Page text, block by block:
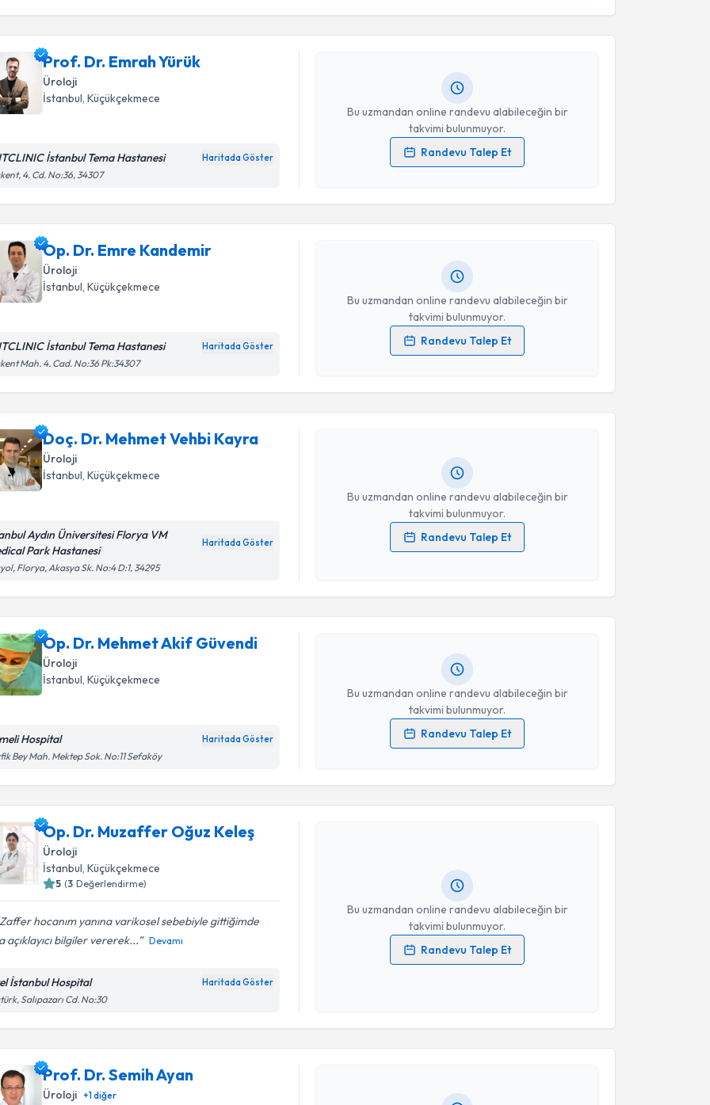
işlenmesini kabul ediyorum.
Prof. Dr. Emrah Yürük
Üroloji
İstanbul,Küçükçekmece
İstanbul Tema Hastanesi Haritada Göster
4. Cd. No:36, 34307
Bu uzmandan online randevu alabileceğin bir
takvimi bulunmuyor.
Randevu Talep Et
Kişisel verilerimin işlenmesine ilişkinAydınlatma Metni
işlenmesini kabul ediyorum.
Op. Dr. Emre Kandemir
Üroloji
İstanbul,Küçükçekmece
İstanbul Tema Hastanesi Haritada Göster
Mah. 4. Cad. No:36 Pk:34307
Bu uzmandan online randevu alabileceğin bir
takvimi bulunmuyor.
Randevu Talep Et
Randevu Takvimi Talebi
Kişisel verilerimin işlenmesine ilişkinAydınlatma Metni
işlenmesini kabul ediyorum.
Doç. Dr. Mehmet Vehbi Kayra
Üroloji
İstanbul,Küçükçekmece
Aydın Üniversitesi Florya VM
Park Hastanesi
Haritada Göster
Florya, Akasya Sk. No:4 D:1, 34295
Bu uzmandan online randevu alabileceğin bir
takvimi bulunmuyor.
Randevu Talep Et
Randevu Takvimi Talebi
Doç. Dr. Mehmet Vehbi Kayraiçin randevu takvimi talebi
oluşturun. Size bu uzmandan randevu almanız için bir takvim
Kişisel verilerimin işlenmesine ilişkinAydınlatma Metni
Op. Dr. Mehmet Akif Güvendi
Üroloji
İstanbul,Küçükçekmece
Hospital Haritada Göster
Bey Mah. Mektep Sok. No:11 Sefaköy
Bu uzmandan online randevu alabileceğin bir
takvimi bulunmuyor.
Randevu Talep Et
Randevu Takvimi Talebi
Kişisel verilerimin işlenmesine ilişkinAydınlatma Metni
işlenmesini kabul ediyorum.
Op. Dr. Muzaffer Oğuz Keleş
Üroloji
İstanbul,Küçükçekmece
5 (3 Değerlendirme)
hocanım yanına varikosel sebebiyle gittiğimde
açıklayıcı bilgiler vererek...
Devamı
İstanbul Hospital Haritada Göster
Salıpazarı Cd. No:30
Bu uzmandan online randevu alabileceğin bir
takvimi bulunmuyor.
Randevu Talep Et
Randevu Takvimi Talebi
Op. Dr. Muzaffer Oğuz Keleş
Kişisel verilerimin işlenmesine ilişkinAydınlatma Metni
Takvim Talebini Gönder
Prof. Dr. Semih Ayan
Üroloji +1diğer
Prof. Dr. Semih Ayaniçin randevu takvimi talebi oluşturun. Size
bu uzmandan randevu almanız için bir takvim hazırlandığında e-